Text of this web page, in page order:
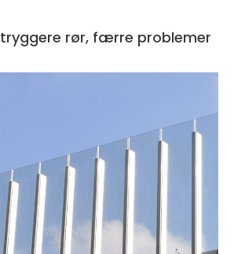
Rørinspeksjon tryggere rør, færre problemer